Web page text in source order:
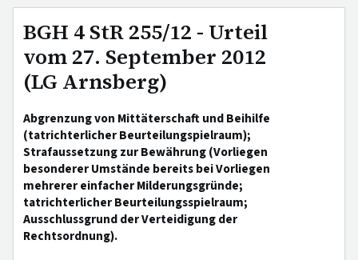
BGH 4 StR 255/12 - Urteil
vom 27. September 2012
(LG Arnsberg)
Abgrenzung von Mittäterschaft und Beihilfe
(tatrichterlicher Beurteilungspielraum);
Strafaussetzung zur Bewährung (Vorliegen
besonderer Umstände bereits bei Vorliegen
mehrerer einfacher Milderungsgründe;
tatrichterlicher Beurteilungsspielraum;
Ausschlussgrund der Verteidigung der
Rechtsordnung).